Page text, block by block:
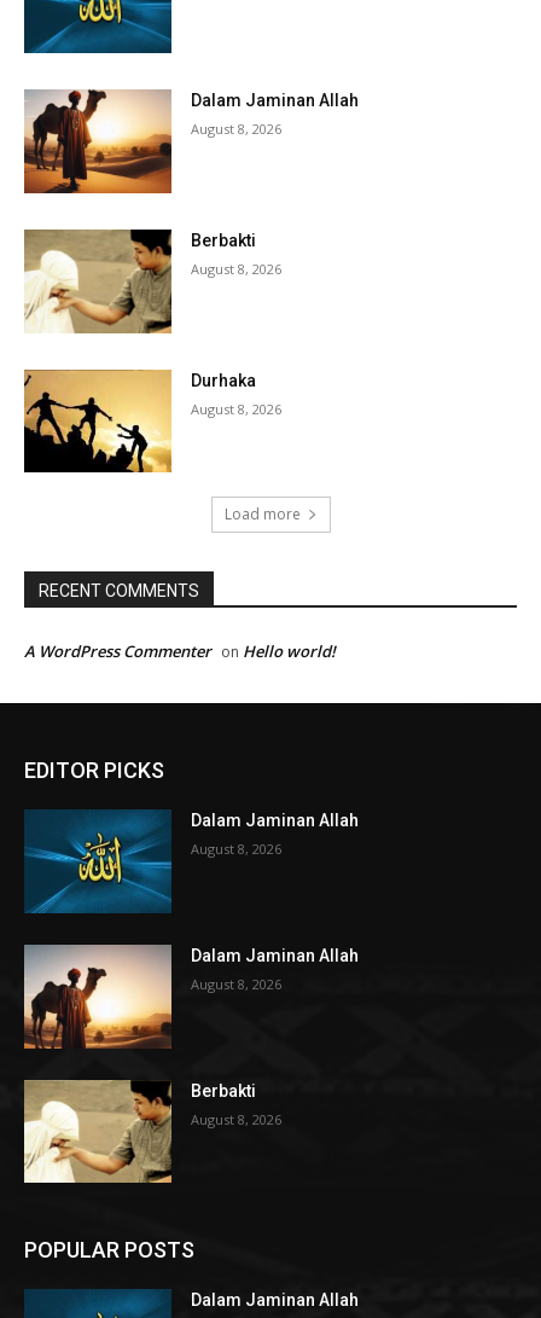
Dalam Jaminan Allah
August 8, 2026
Berbakti
August 8, 2026
Durhaka
August 8, 2026
Load more
RECENT COMMENTS
A WordPress Commenter on Hello world!
EDITOR PICKS
Dalam Jaminan Allah
August 8, 2026
Dalam Jaminan Allah
August 8, 2026
Berbakti
August 8, 2026
POPULAR POSTS
Dalam Jaminan Allah